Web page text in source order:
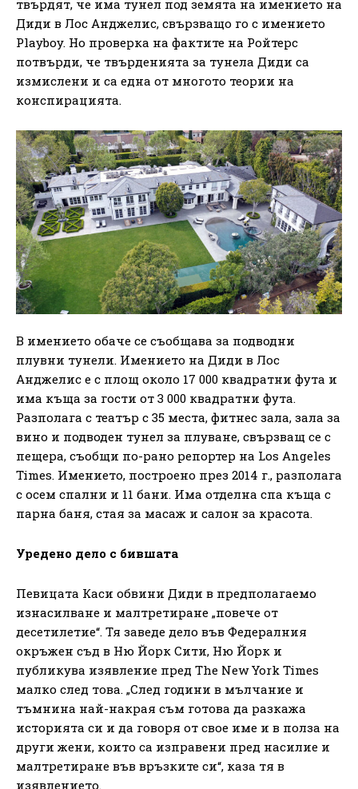
твърдят, че има тунел под земята на имението на
Диди в Лос Анджелис, свързващо го с имението
Playboy. Но проверка на фактите на Ройтерс
потвърди, че твърденията за тунела Диди са
измислени и са една от многото теории на
конспирацията.
В имението обаче се съобщава за подводни
плувни тунели. Имението на Диди в Лос
Анджелис е с площ около 17 000 квадратни фута и
има къща за гости от 3 000 квадратни фута.
Разполага с театър с 35 места, фитнес зала, зала за
вино и подводен тунел за плуване, свързващ се с
пещера, съобщи по-рано репортер на Los Angeles
Times. Имението, построено през 2014 г., разполага
с осем спални и 11 бани. Има отделна спа къща с
парна баня, стая за масаж и салон за красота.
Уредено дело с бившата
Певицата Каси обвини Диди в предполагаемо
изнасилване и малтретиране „повече от
десетилетие“. Тя заведе дело във Федералния
окръжен съд в Ню Йорк Сити, Ню Йорк и
публикува изявление пред The New York Times
малко след това. „След години в мълчание и
тъмнина най-накрая съм готова да разкажа
историята си и да говоря от свое име и в полза на
други жени, които са изправени пред насилие и
малтретиране във връзките си“, каза тя в
изявлението.